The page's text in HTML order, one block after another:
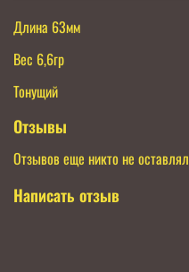
Длина 63мм
Вес 6,6гр
Тонущий
Отзывы
Отзывов еще никто не оставлял
Написать отзыв